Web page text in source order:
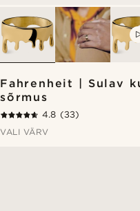
Fahrenheit | Sulav
sõrmus
4.8 (33)
VALI VÄRV